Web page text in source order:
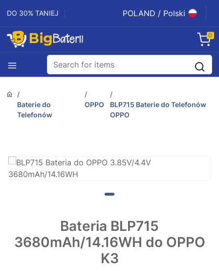
DO 30% TANIEJ POLAND / Polski
0
Baterie do
Telefonów
OPPO
BLP715 Baterie do Telefonów
OPPO
Bateria BLP715
3680mAh/14.16WH do OPPO
K3